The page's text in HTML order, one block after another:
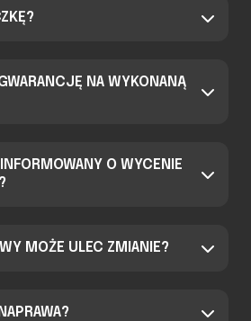
NA WYKONANĄ
O WYCENIE
MOŻE ULEC ZMIANIE?